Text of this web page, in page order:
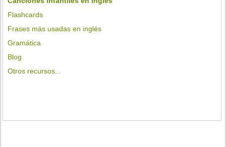
Flashcards
Frases más usadas en inglés
Gramática
Blog
Otros recursos...